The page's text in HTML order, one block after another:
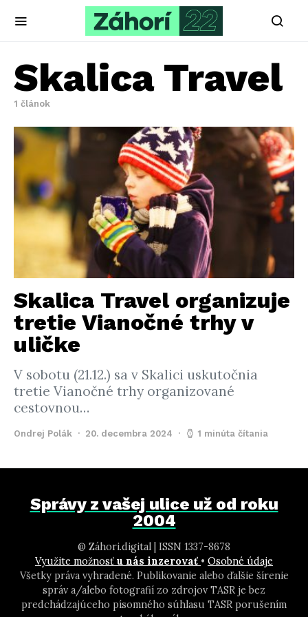
Skalica Travel
1 článok
Skalica Travel organizuje
tretie Vianočné trhy v
uličke
V sobotu (21.12.) sa v Skalici uskutočnia
tretie Vianočné trhy organizované
cestovnou…
Ondrej Polák 20. decembra 2024 1 minúta čítania
Správy z vašej ulice už od roku
2004
@ Záhori.digital | ISSN 1337-8678
Využite možnosť u nás inzerovať • Osobné údaje
Všetky práva vyhradené. Publikovanie alebo ďalšie šírenie
správ a/alebo fotografií zo zdrojov TASR je bez
predchádzajúceho písomného súhlasu TASR porušením